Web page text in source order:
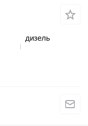
дизель